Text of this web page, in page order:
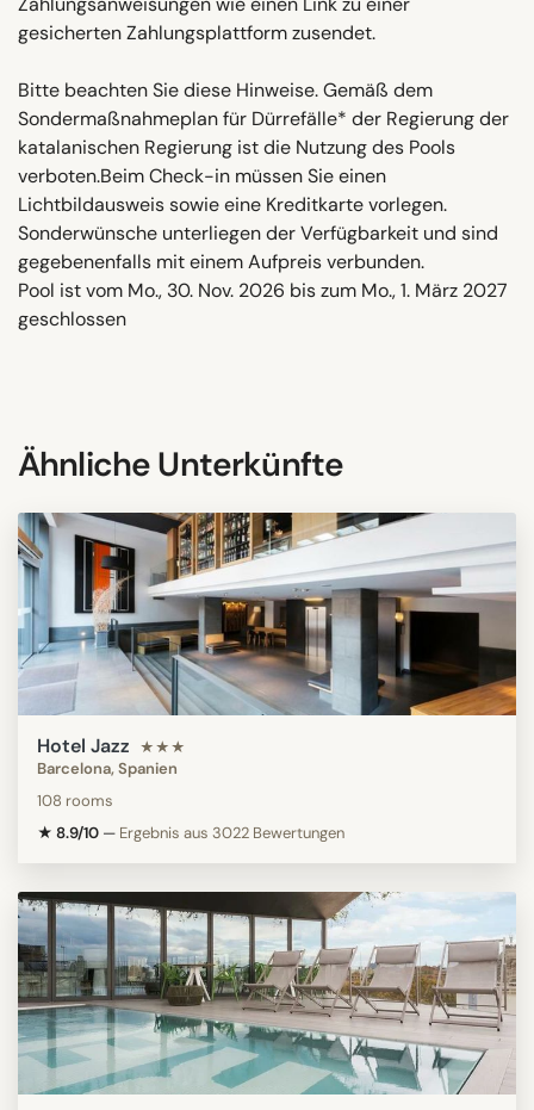
gesicherten Zahlungsplattform zusendet.
Bitte beachten Sie diese Hinweise. Gemäß dem
Sondermaßnahmeplan für Dürrefälle* der Regierung der
katalanischen Regierung ist die Nutzung des Pools
verboten.Beim Check-in müssen Sie einen
Lichtbildausweis sowie eine Kreditkarte vorlegen.
Sonderwünsche unterliegen der Verfügbarkeit und sind
gegebenenfalls mit einem Aufpreis verbunden.
Pool ist vom Mo., 30. Nov. 2026 bis zum Mo., 1. März 2027
geschlossen
Ähnliche Unterkünfte
Hotel Jazz ★★★
Barcelona, Spanien
108 rooms
★ 8.9/10 — Ergebnis aus 3022 Bewertungen